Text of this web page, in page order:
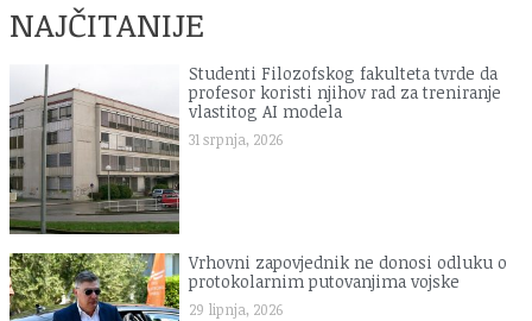
NAJČITANIJE
Studenti Filozofskog fakulteta tvrde da
profesor koristi njihov rad za treniranje
vlastitog AI modela
31 srpnja, 2026
Vrhovni zapovjednik ne donosi odluku o
protokolarnim putovanjima vojske
29 lipnja, 2026